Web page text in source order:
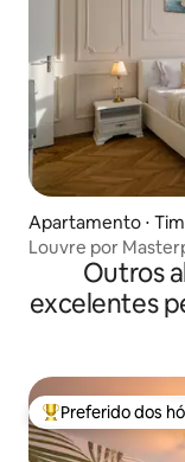
Apartamento ⋅
Louvre por
Outros
excelentes
Entre os melhores
Preferido dos